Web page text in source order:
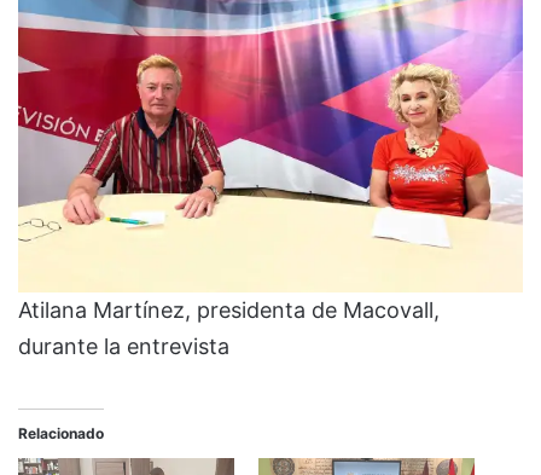
Atilana Martínez, presidenta de Macovall,
durante la entrevista
Relacionado